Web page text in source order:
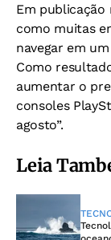
Em publicação
como muitas
navegar em
Como
aumentar o
consoles
agosto”.
Leia